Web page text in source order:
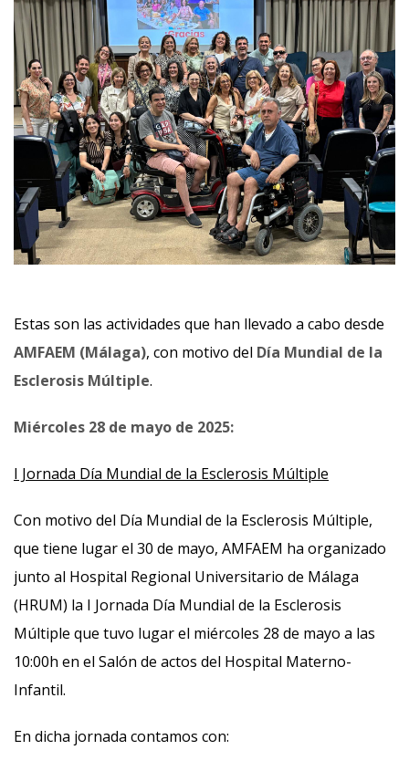
Estas son las actividades que han llevado a cabo desde
AMFAEM (Málaga), con motivo del Día Mundial de la
Esclerosis Múltiple.
Miércoles 28 de mayo de 2025:
I Jornada Día Mundial de la Esclerosis Múltiple
Con motivo del Día Mundial de la Esclerosis Múltiple,
que tiene lugar el 30 de mayo, AMFAEM ha organizado
junto al Hospital Regional Universitario de Málaga
(HRUM) la I Jornada Día Mundial de la Esclerosis
Múltiple que tuvo lugar el miércoles 28 de mayo a las
10:00h en el Salón de actos del Hospital Materno-
Infantil.
En dicha jornada contamos con: